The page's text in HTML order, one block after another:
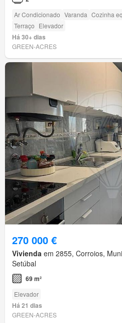
Ar Condicionado Varanda Cozinha
Terraço Elevador
Há 30+ dias
GREEN-ACRES
270 000 €
Vivienda em 2855, Corroios,
Setúbal
69 m²
Elevador
Há 21 dias
GREEN-ACRES